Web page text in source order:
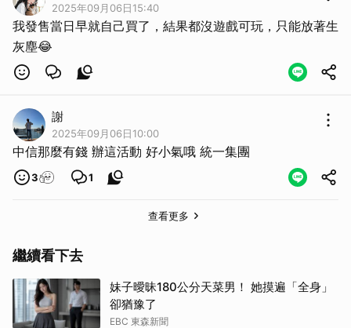
2025年09月06日15:40
我發售當日早就自己買了，結果都沒遊戲可玩，只能放著生
灰塵😂
謝
2025年09月06日10:00
中信那麼有錢 辦這活動 好小氣哦 統一集團
3 1
查看更多
繼續看下去
妹子曖昧180公分天菜男！ 她摸遍「全身」
卻猶豫了
EBC 東森新聞